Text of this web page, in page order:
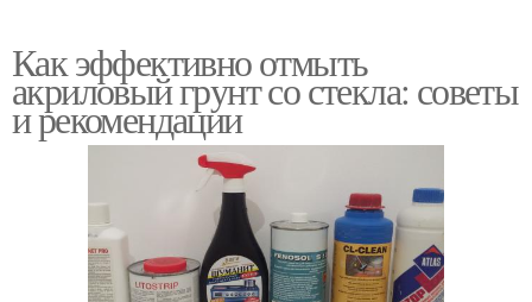
Как эффективно отмыть
акриловый грунт со стекла: советы
и рекомендации